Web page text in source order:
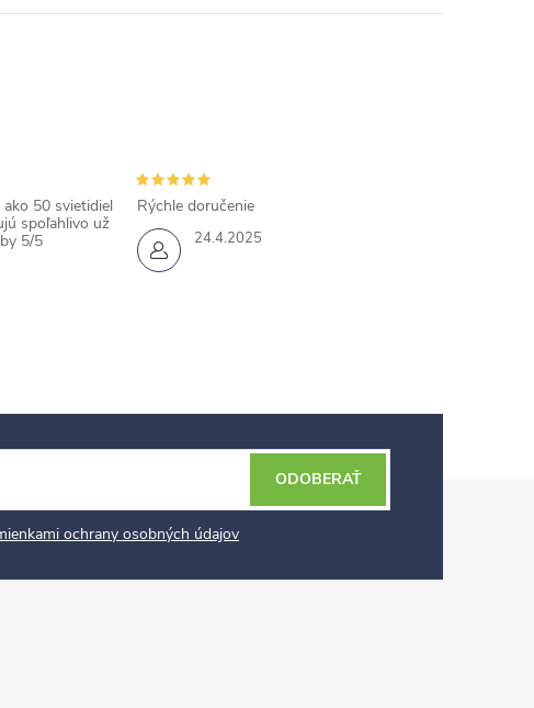
50 svietidiel
spoľahlivo už
5/5
24.4.2025
Rýchle doručenie
ochrany osobných údajov
ODOBERAŤ